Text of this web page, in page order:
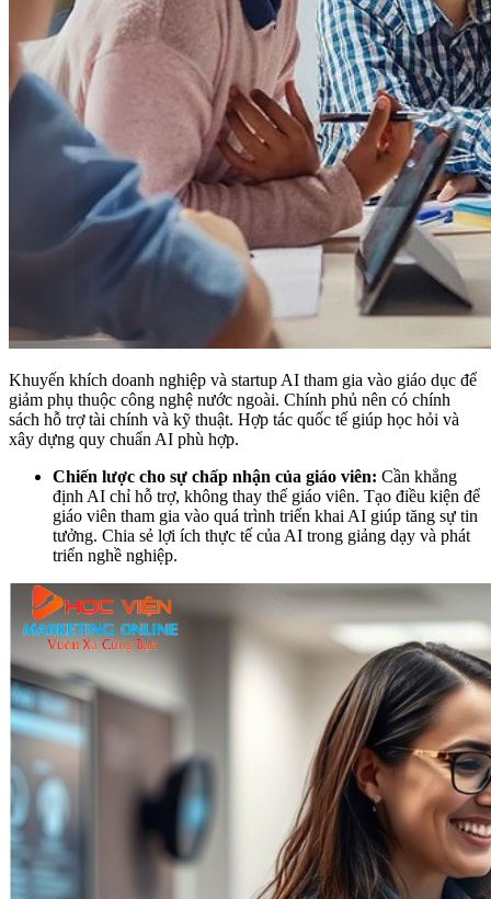
Khuyến khích doanh nghiệp và startup AI tham gia vào giáo dục để
giảm phụ thuộc công nghệ nước ngoài. Chính phủ nên có chính
sách hỗ trợ tài chính và kỹ thuật. Hợp tác quốc tế giúp học hỏi và
xây dựng quy chuẩn AI phù hợp.
Chiến lược cho sự chấp nhận của giáo viên: Cần khẳng
định AI chỉ hỗ trợ, không thay thế giáo viên. Tạo điều kiện để
giáo viên tham gia vào quá trình triển khai AI giúp tăng sự tin
tưởng. Chia sẻ lợi ích thực tế của AI trong giảng dạy và phát
triển nghề nghiệp.